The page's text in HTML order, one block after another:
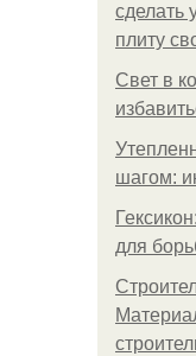
сделать
плиту
Свет в
шагом:
для